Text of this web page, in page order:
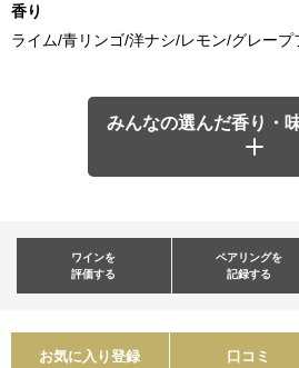
香り
ライム/青リンゴ/洋ナシ/レモン/グレープ
みんなの選んだ香り・
ワインを
評価する
ペアリングを
記録する
お気に入り登録 口コミ